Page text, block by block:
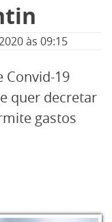
às 09:15
Convid-19
quer decretar
gastos